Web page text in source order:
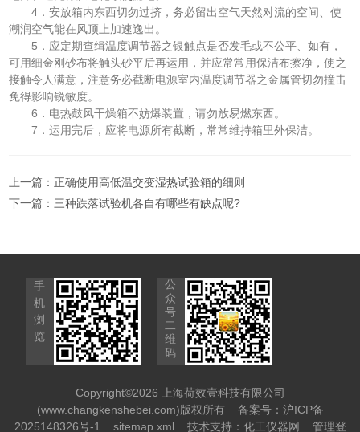
4．安放箱内东西切勿过挤，务必留出空气天然对流的空间、使
潮润空气能在风顶上加速逸出。
5．应定期查缉温度调节器之银触点是否发毛或不公平、如有，
可用细金刚砂布将触头砂平后再运用，并应常常用保洁布擦净，使之
接触令人满意，注意务必截断电源室内温度调节器之金属管切勿撞击
免得影响锐敏度。
6．电热鼓风干燥箱不妨爆装置，请勿放易燃东西。
7．运用完后，应将电源所有截断，常常维持箱里外保洁。
上一篇： 正确使用高低温交变湿热试验箱的细则
下一篇： 三种跌落试验机各自有哪些有缺点呢?
手
机
浏
览
公
众
号
二
维
码
Copyright©2026 上海荷效壹科技有限公司
(www.changkenshebei.com)版权所有 备案号：沪ICP备
2025148326号-1
sitemap.xml 技术支持： 化工仪器网 管理登